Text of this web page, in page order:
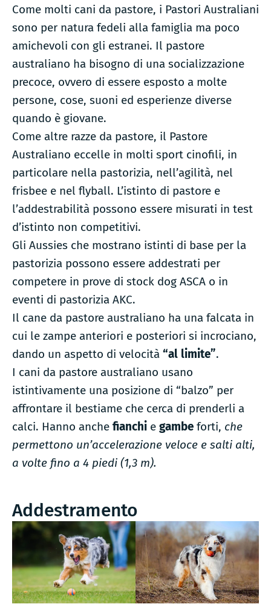
Come molti cani da pastore, i Pastori Australiani
sono per natura fedeli alla famiglia ma poco
amichevoli con gli estranei. Il pastore
australiano ha bisogno di una socializzazione
precoce, ovvero di essere esposto a molte
persone, cose, suoni ed esperienze diverse
quando è giovane.
Come altre razze da pastore, il Pastore
Australiano eccelle in molti sport cinofili, in
particolare nella pastorizia, nell’agilità, nel
frisbee e nel flyball. L’istinto di pastore e
l’addestrabilità possono essere misurati in test
d’istinto non competitivi.
Gli Aussies che mostrano istinti di base per la
pastorizia possono essere addestrati per
competere in prove di stock dog ASCA o in
eventi di pastorizia AKC.
Il cane da pastore australiano ha una falcata in
cui le zampe anteriori e posteriori si incrociano,
dando un aspetto di velocità “al limite”.
I cani da pastore australiano usano
istintivamente una posizione di “balzo” per
affrontare il bestiame che cerca di prenderli a
calci. Hanno anche fianchi e gambe forti, che
permettono un’accelerazione veloce e salti alti,
a volte fino a 4 piedi (1,3 m).
Addestramento